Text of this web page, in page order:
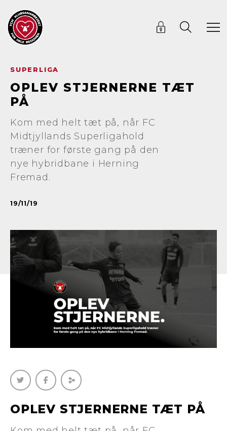
SUPERLIGA
OPLEV STJERNERNE TÆT
PÅ
Kom med helt tæt på, når FC
Midtjyllands Superligahold
træner for første gang på den
nye hybridbane i Herning
Fremad.
19/11/19
OPLEV STJERNERNE TÆT PÅ